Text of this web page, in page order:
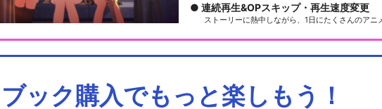
連続再生&OPスキップ・再生速度変更
ストーリーに熱中しながら、1日にたくさんのアニ
ブック購入でもっと楽しもう！